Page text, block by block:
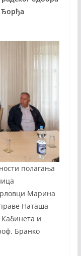
полагања
Марина
Наташа
и
Бранко